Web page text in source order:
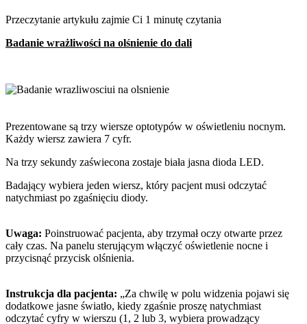
Przeczytanie artykułu zajmie Ci 1 minutę czytania
Badanie wrażliwości na olśnienie do dali
Prezentowane są trzy wiersze optotypów w oświetleniu nocnym.
Każdy wiersz zawiera 7 cyfr.
Na trzy sekundy zaświecona zostaje biała jasna dioda LED.
Badający wybiera jeden wiersz, który pacjent musi odczytać
natychmiast po zgaśnięciu diody.
Uwaga: Poinstruować pacjenta, aby trzymał oczy otwarte przez
cały czas. Na panelu sterującym włączyć oświetlenie nocne i
przycisnąć przycisk olśnienia.
Instrukcja dla pacjenta: „Za chwilę w polu widzenia pojawi się
dodatkowe jasne światło, kiedy zgaśnie proszę natychmiast
odczytać cyfry w wierszu (1, 2 lub 3, wybiera prowadzący